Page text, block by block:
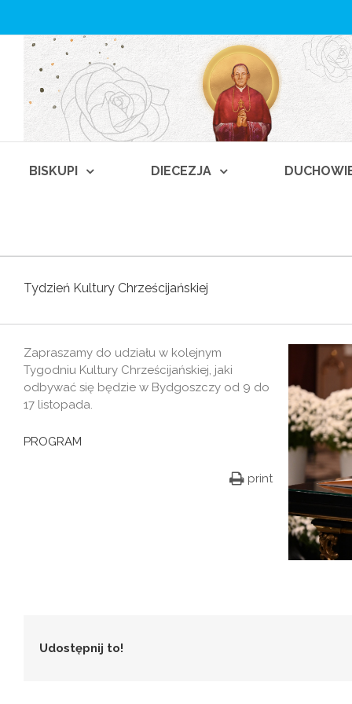
BISKUPI DIECEZJA
Tydzień Kultury Chrześcijańskiej
Zapraszamy do udziału w kolejnym
Tygodniu Kultury Chrześcijańskiej, jaki
odbywać się będzie w Bydgoszczy od 9 do
17 listopada.
PROGRAM
print
Udostępnij to!